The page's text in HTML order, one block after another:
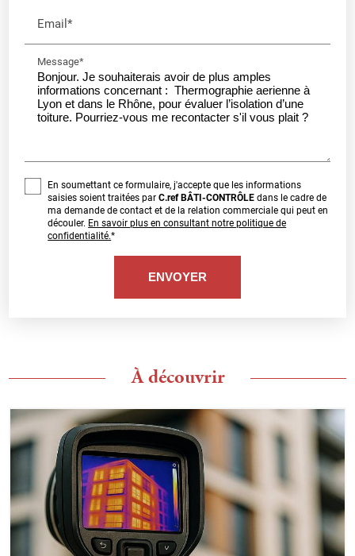
Email*
Message*
En soumettant ce formulaire, j'accepte que les informations
saisies soient traitées parC.ref BÂTI-CONTRÔLEdans le cadre de
ma demande de contact et de la relation commerciale qui peut en
découler. En savoir plus en consultant notre politique de
confidentialité.*
À découvrir